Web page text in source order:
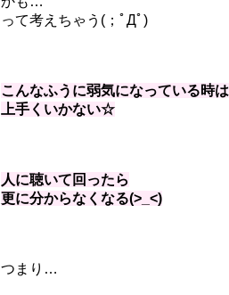
って考えちゃう(；ﾟДﾟ)
こんなふうに弱気になっている時は
上手くいかない☆
人に聴いて回ったら
更に分からなくなる(>_<)
つまり…